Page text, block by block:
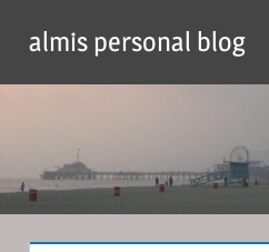
content
almis personal blog